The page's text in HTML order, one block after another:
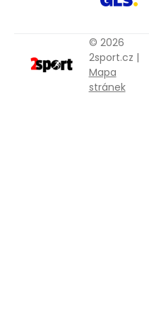
© 2026
2sport.cz |
Mapa
stránek